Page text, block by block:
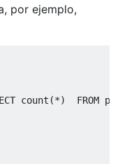
por ejemplo,
count (*) FROM